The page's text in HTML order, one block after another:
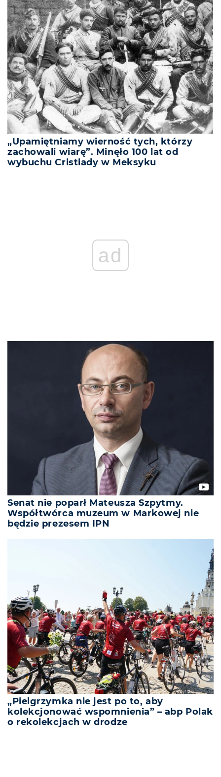
„Upamiętniamy wierność tych, którzy
zachowali wiarę”. Minęło 100 lat od
wybuchu Cristiady w Meksyku
ad
Senat nie poparł Mateusza Szpytmy.
Współtwórca muzeum w Markowej nie
będzie prezesem IPN
„Pielgrzymka nie jest po to, aby
kolekcjonować wspomnienia” – abp Polak
o rekolekcjach w drodze